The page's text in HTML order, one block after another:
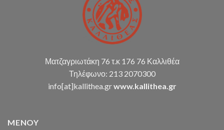
Ματζαγριωτάκη 76 τ.κ 176 76 Καλλιθέα
Τηλέφωνο: 213 2070300
info[at]kallithea.grwww.kallithea.gr
MENOY